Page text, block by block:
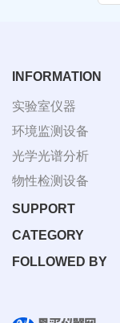
INFORMATION
实验室仪器
环境监测设备
光学光谱分析
物性检测设备
SUPPORT
CATEGORY
FOLLOWED BY